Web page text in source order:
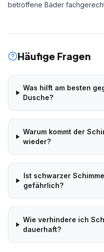
betroffene Bäder
Häufige Fragen
Was hilft am besten
Dusche?
Warum kommt der
wieder?
Ist schwarzer
gefährlich?
Wie verhindere ich
dauerhaft?